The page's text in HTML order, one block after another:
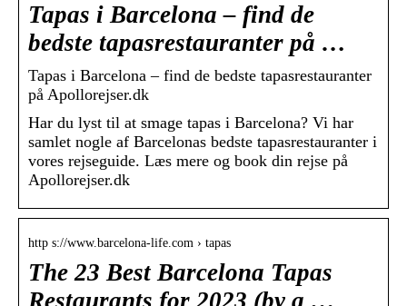
Tapas i Barcelona – find de
bedste tapasrestauranter på …
Tapas i Barcelona – find de bedste tapasrestauranter
på Apollorejser.dk
Har du lyst til at smage tapas i Barcelona? Vi har
samlet nogle af Barcelonas bedste tapasrestauranter i
vores rejseguide. Læs mere og book din rejse på
Apollorejser.dk
http s://www.barcelona-life.com › tapas
The 23 Best Barcelona Tapas